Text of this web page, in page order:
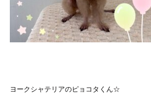
ヨークシャテリアのピョコタくん☆